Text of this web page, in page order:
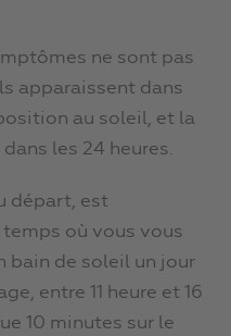
ne sont pas
apparaissent dans
au soleil, et la
les 24 heures.
départ, est
où vous vous
bain de soleil un jour
entre 11 heure et 16
10 minutes sur le